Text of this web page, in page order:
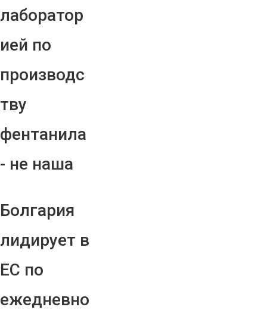
лаборатор
ией по
производс
тву
фентанила
- не наша
Болгария
лидирует в
ЕС по
ежедневно